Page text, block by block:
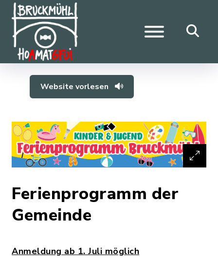
Website vorlesen
Ferienprogramm der
Gemeinde
Anmeldung ab 1. Juli möglich